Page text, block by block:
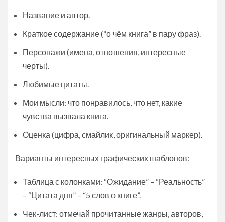
Название и автор.
Краткое содержание (“о чём книга” в пару фраз).
Персонажи (имена, отношения, интересные
черты).
Любимые цитаты.
Мои мысли: что понравилось, что нет, какие
чувства вызвала книга.
Оценка (цифра, смайлик, оригинальный маркер).
Варианты интересных графических шаблонов:
Таблица с колонками: “Ожидание” – “Реальность”
– “Цитата дня” – “5 слов о книге”.
Чек-лист: отмечай прочитанные жанры, авторов,